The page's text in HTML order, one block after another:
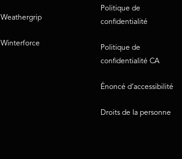
Weathergrip
Winterforce
Politique de
confidentialité
Politique de
confidentialité CA
Énoncé d’accessibilité
Droits de la personne